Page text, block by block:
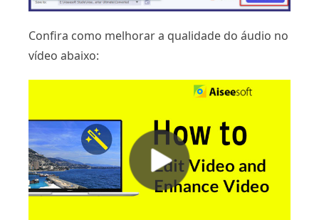
Confira como melhorar a qualidade do áudio no
vídeo abaixo: